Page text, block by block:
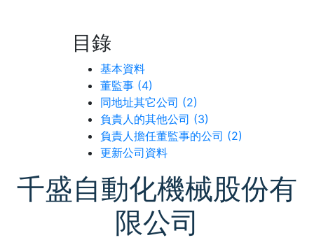
目錄
基本資料
董監事 (4)
同地址其它公司 (2)
負責人的其他公司 (3)
負責人擔任董監事的公司 (2)
更新公司資料
千盛自動化機械股份有
限公司